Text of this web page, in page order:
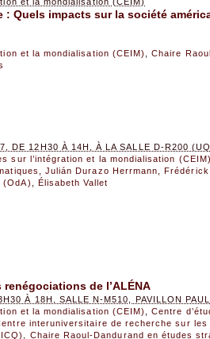
: Quels impacts sur la société
et la mondialisation (CEIM)
,Chaire
DE 12H30 À 14H, À LA SALLE D-R200
sur l’intégration et la mondialisation
Julián Durazo Herrmann ,Frédérick
(OdA)
Élisabeth Vallet
renégociations de l’ALÉNA
À 18H, SALLE N-M510, PAVILLON
et la mondialisation (CEIM)
,Centre
interuniversitaire de recherche sur
Chaire Raoul-Dandurand en études